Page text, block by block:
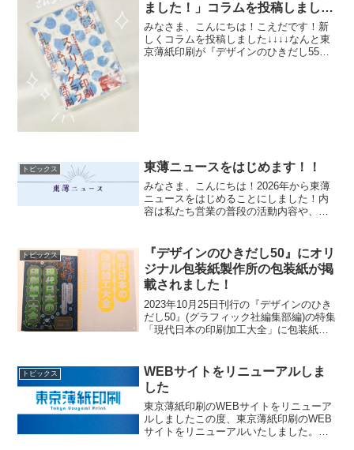
ました！」コラムを投稿しまし
た！
みなさま、こんにちは！こえだです！新
しくコラムを投稿しました↓↓↓↓なんと東
京薄紙印刷が『デザインのひきだし55』
トピックス 東薄ニュースをはじめます！！
みなさま、こんにちは！2026年から東薄
ニュースをはじめることにしました！内
容は私たち営業の普段の活動内容や、弊
トピックス
『デザインのひきだし50』にオリ
ジナル包装紙製作所の包装紙が掲
載されました！
2023年10月25日刊行の『デザインのひき
だし50』(グラフィック社編集部編)の特集
「現代日本の印刷加工大全」に包装紙の
のひきだし創刊50号薄紙の「透ける」こ
とを利用...
トピックス
WEBサイトをリニューアルしま
した
東京薄紙印刷のWEBサイトをリニューア
ルしましたこの度、東京薄紙印刷のWEB
サイトをリニューアルいたしました。引